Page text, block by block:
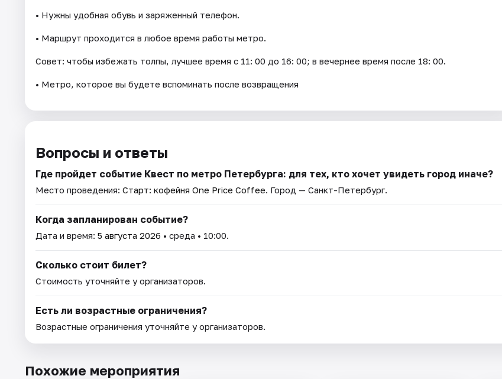
• Нужны удобная обувь и заряженный телефон.
• Маршрут проходится в любое время работы метро.
Совет: чтобы избежать толпы, лучшее время с 11: 00 до 16: 00; в вечернее время после 18: 00.
• Метро, которое вы будете вспоминать после возвращения
Вопросы и ответы
Где пройдет событие Квест по метро Петербурга: для тех, кто хочет увидеть город иначе?
Место проведения: Старт: кофейня One Price Coffee. Город — Санкт-Петербург.
Когда запланирован событие?
Дата и время: 5 августа 2026 • среда • 10:00.
Сколько стоит билет?
Стоимость уточняйте у организаторов.
Есть ли возрастные ограничения?
Возрастные ограничения уточняйте у организаторов.
Похожие мероприятия